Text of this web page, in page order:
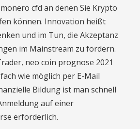
cfd an denen Sie Krypto
können. Innovation heißt
und im Tun, die Akzeptanz
im Mainstream zu fördern.
neo coin prognose 2021
wie möglich per E-Mail
Bildung ist man schnell
auf einer
erforderlich.